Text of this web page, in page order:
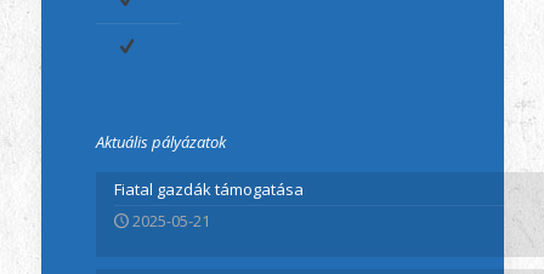
Aktuális pályázatok
Fiatal gazdák támogatása
2025-05-21